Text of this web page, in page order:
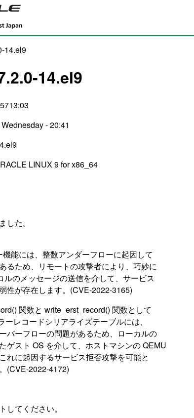
14.el9
14.el9
- 20:41
LINUX 9 for x86_64
した。
能には、整数アンダーフローに起因して
るため、リモートの攻撃者により、巧妙に
のメッセージの送信を介して、サービス
性が存在します。(CVE-2022-3165)
関数と write_erst_record() 関数として
レコードシリアライズテーブルには、
バーフローの問題があるため、ローカルの
ゲスト OS を介して、ホストマシンの QEMU
れに起因するサービス拒否攻撃を可能と
(CVE-2022-4172)
してください。